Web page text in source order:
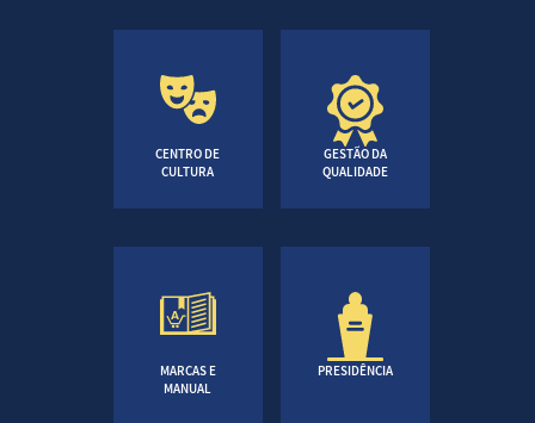
CENTRO DE
CULTURA
GESTÃO DA
QUALIDADE
MARCAS E
MANUAL
PRESIDÊNCIA